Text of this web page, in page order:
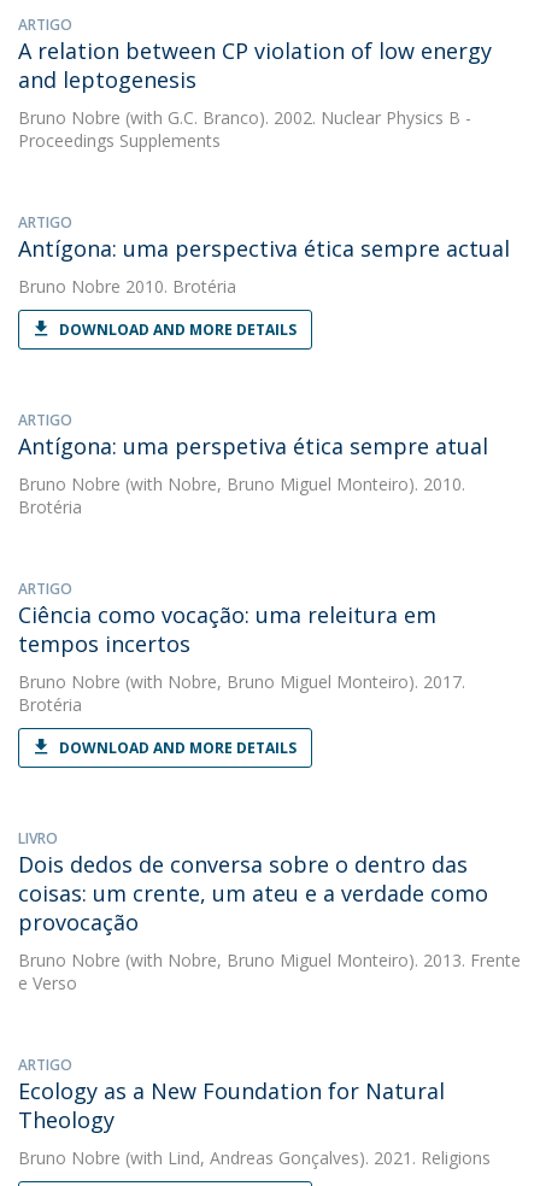
ARTIGO
A relation between CP violation of low energy
and leptogenesis
Bruno Nobre (with G.C. Branco). 2002. Nuclear Physics B -
Proceedings Supplements
ARTIGO
Antígona: uma perspectiva ética sempre actual
Bruno Nobre 2010. Brotéria
DOWNLOAD AND MORE DETAILS
ARTIGO
Antígona: uma perspetiva ética sempre atual
Bruno Nobre (with Nobre, Bruno Miguel Monteiro). 2010.
Brotéria
ARTIGO
Ciência como vocação: uma releitura em
tempos incertos
Bruno Nobre (with Nobre, Bruno Miguel Monteiro). 2017.
Brotéria
DOWNLOAD AND MORE DETAILS
LIVRO
Dois dedos de conversa sobre o dentro das
coisas: um crente, um ateu e a verdade como
provocação
Bruno Nobre (with Nobre, Bruno Miguel Monteiro). 2013. Frente
e Verso
ARTIGO
Ecology as a New Foundation for Natural
Theology
Bruno Nobre (with Lind, Andreas Gonçalves). 2021. Religions